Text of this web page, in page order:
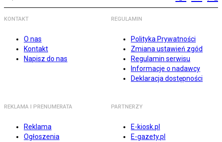
KONTAKT
O nas
Kontakt
Napisz do nas
REGULAMIN
Polityka Prywatności
Zmiana ustawień zgód
Regulamin serwisu
Informacje o nadawcy
Deklaracja dostępności
REKLAMA I PRENUMERATA
Reklama
Ogłoszenia
PARTNERZY
E-kiosk.pl
E-gazety.pl